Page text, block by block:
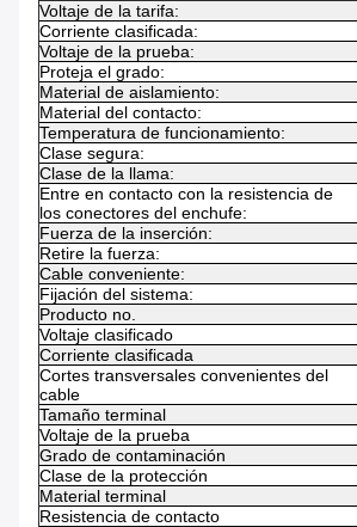
Voltaje de la tarifa:
Corriente clasificada:
Voltaje de la prueba:
Proteja el grado:
Material de aislamiento:
Material del contacto:
Temperatura de funcionamiento:
Clase segura:
Clase de la llama:
Entre en contacto con la resistencia de
los conectores del enchufe:
Fuerza de la inserción:
Retire la fuerza:
Cable conveniente:
Fijación del sistema:
Producto no.
Voltaje clasificado
Corriente clasificada
Cortes transversales convenientes del
cable
Tamaño terminal
Voltaje de la prueba
Grado de contaminación
Clase de la protección
Material terminal
Resistencia de contacto